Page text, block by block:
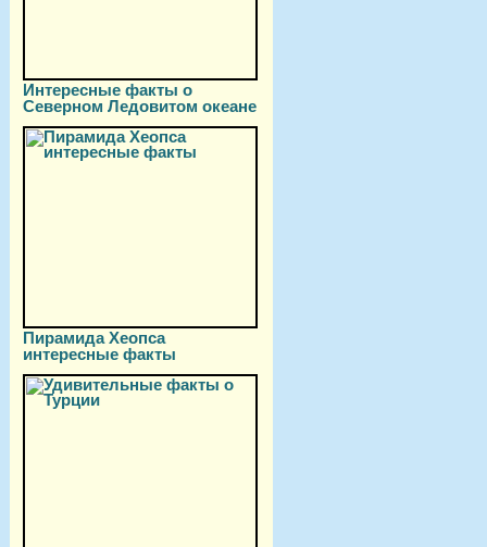
Интересные факты о
Северном Ледовитом океане
Пирамида Хеопса
интересные факты